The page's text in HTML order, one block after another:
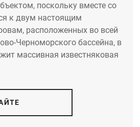
поскольку вместе со
к двум настоящим
расположенных во всей
Черноморского бассейна, в
массивная известняковая